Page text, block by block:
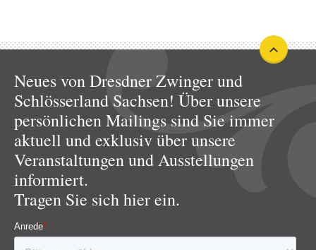
Neues von Dresdner Zwinger und
Schlösserland Sachsen! Über unsere
persönlichen Mailings sind Sie immer
aktuell und exklusiv über unsere
Veranstaltungen und Ausstellungen
informiert.
Tragen Sie sich hier ein.